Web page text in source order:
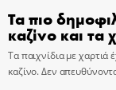
Τα πιο
καζίνο και τα
Τα παιχνίδια με
καζίνο. Δεν